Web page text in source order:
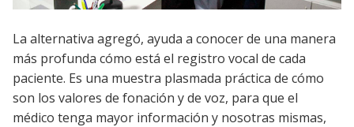
La alternativa agregó, ayuda a conocer de una manera
más profunda cómo está el registro vocal de cada
paciente. Es una muestra plasmada práctica de cómo
son los valores de fonación y de voz, para que el
médico tenga mayor información y nosotras mismas,